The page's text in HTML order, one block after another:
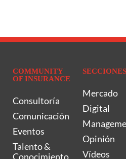
COMMUNITY
OF INSURANCE
Consultoría
Comunicación
Eventos
Talento &
Conocimiento
SECCIONES
Mercado
Digital
Opinión
Vídeos